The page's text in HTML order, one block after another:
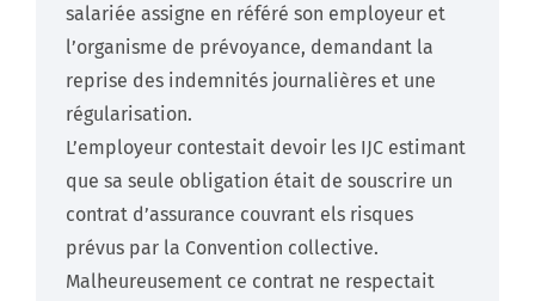
salariée assigne en référé son employeur et
l’organisme de prévoyance, demandant la
reprise des indemnités journalières et une
régularisation.
L’employeur contestait devoir les IJC estimant
que sa seule obligation était de souscrire un
contrat d’assurance couvrant els risques
prévus par la Convention collective.
Malheureusement ce contrat ne respectait